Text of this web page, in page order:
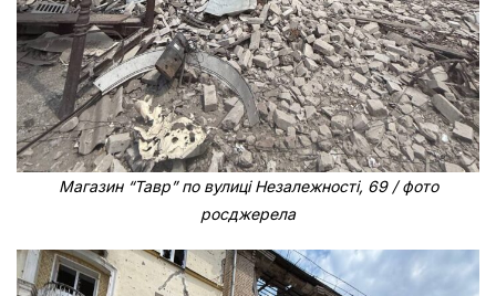
Магазин “Тавр” по вулиці Незалежності, 69 / фото
росджерела